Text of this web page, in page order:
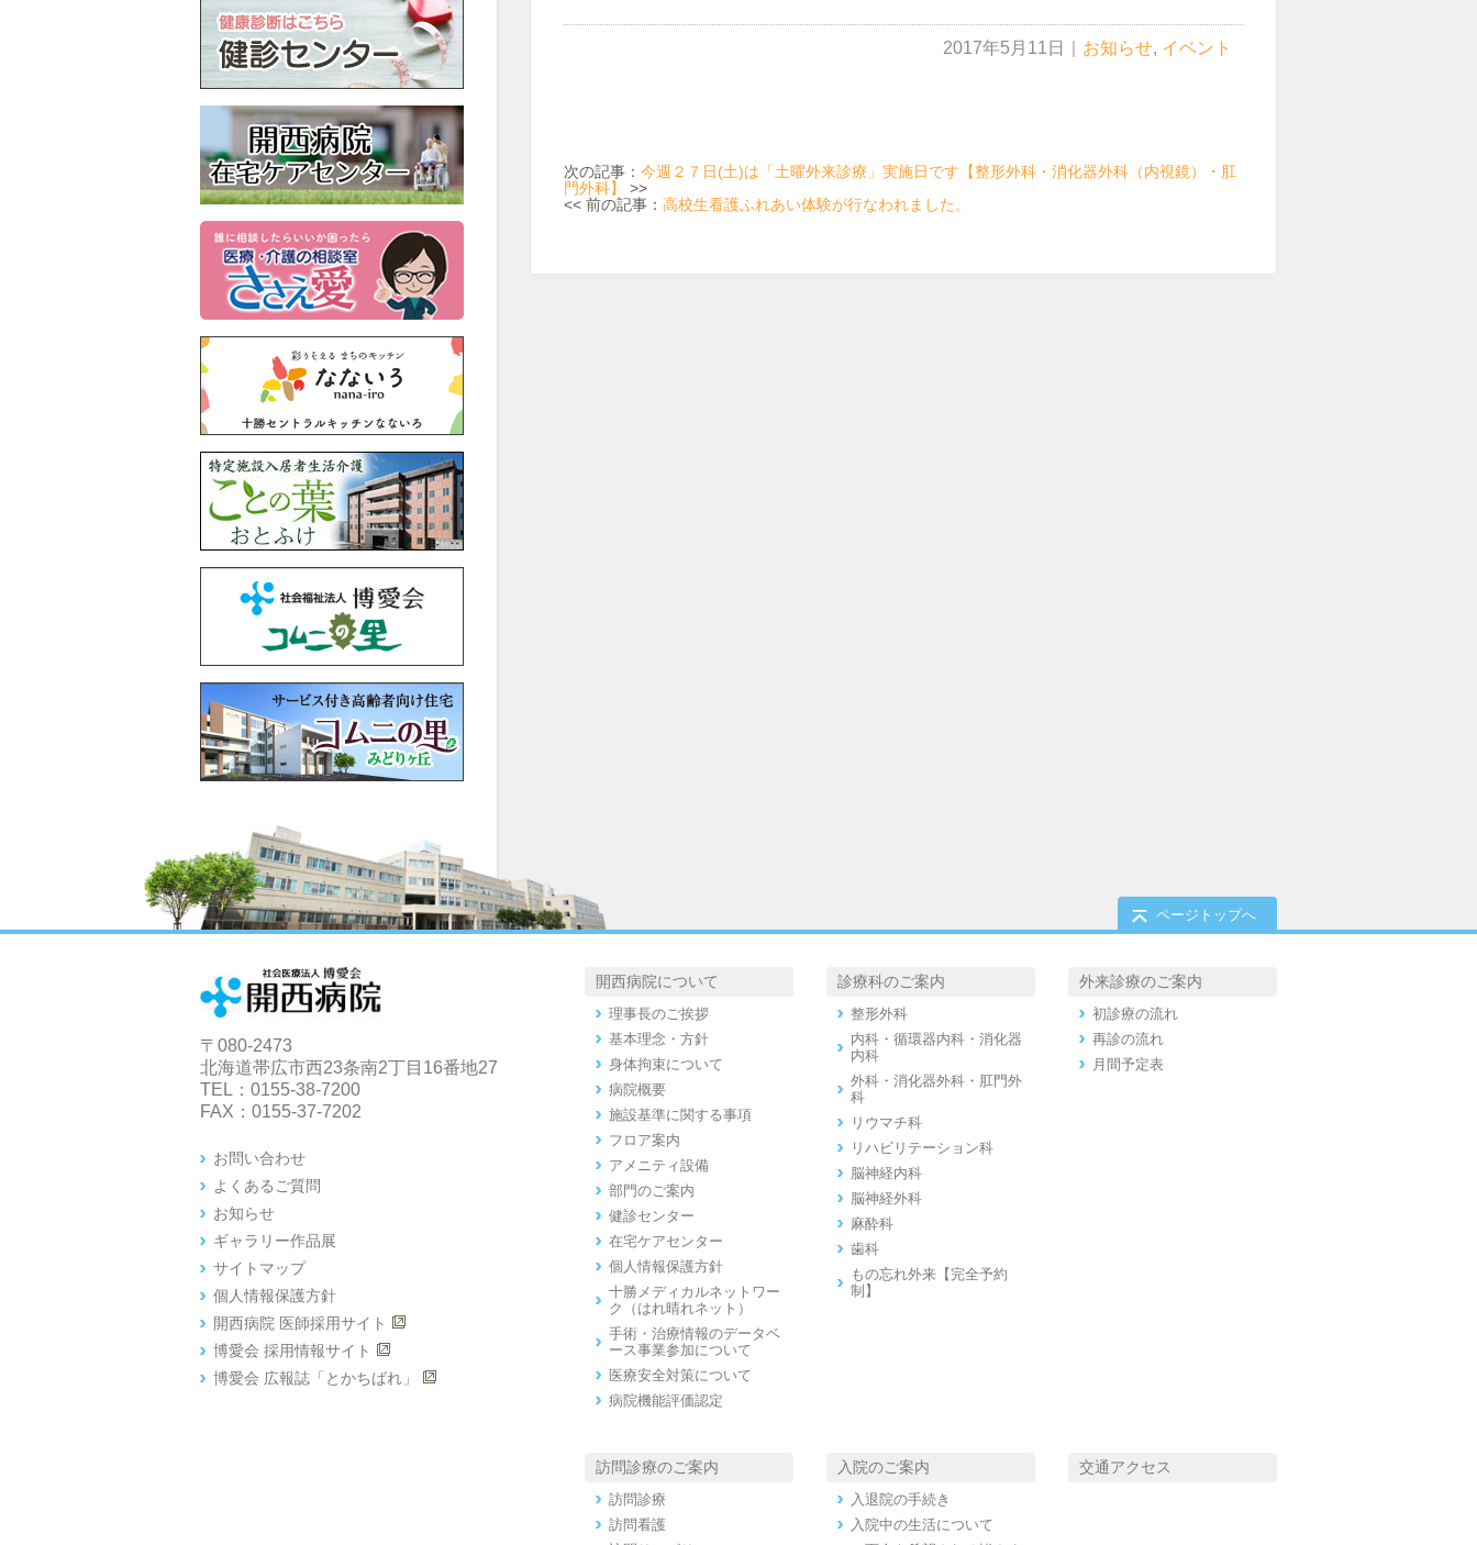
2017年5月11日 お知らせ, イベント
次の記事： 今週２７日(土)は「土曜外来診療」実施日です【整形外科・消化器外科（内視鏡）・肛
門外科】
>>
<< 前の記事： 高校生看護ふれあい体験が行なわれました。
ページトップへ
〒080-2473
北海道帯広市西23条南2丁目16番地27
TEL：0155-38-7200
FAX：0155-37-7202
お問い合わせ
よくあるご質問
お知らせ
ギャラリー作品展
サイトマップ
個人情報保護方針
開西病院 医師採用サイト
博愛会 採用情報サイト
博愛会 広報誌「とかちばれ」
開西病院について
理事長のご挨拶
基本理念・方針
身体拘束について
病院概要
施設基準に関する事項
フロア案内
アメニティ設備
部門のご案内
健診センター
在宅ケアセンター
個人情報保護方針
十勝メディカルネットワー
ク（はれ晴れネット）
手術・治療情報のデータベ
ース事業参加について
医療安全対策について
病院機能評価認定
診療科のご案内
整形外科
内科・循環器内科・消化器
内科
外科・消化器外科・肛門外
科
リウマチ科
リハビリテーション科
脳神経内科
脳神経外科
麻酔科
歯科
もの忘れ外来【完全予約
制】
外来診療のご案内
初診療の流れ
再診の流れ
月間予定表
訪問診療のご案内
訪問診療
訪問看護
入院のご案内
入退院の手続き
入院中の生活について
交通アクセス